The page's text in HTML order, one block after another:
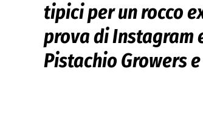
tipici per un rocco
prova di Instagram
Pistachio Growers